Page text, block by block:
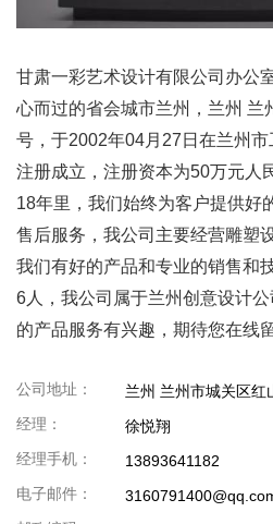
甘肃一彩艺术设计有限公司办公
心而过的省会城市兰州，兰州 兰
号，于2002年04月27日在兰州
注册成立，注册资本为50万元人
18年里，我们始终为客户提供好
售后服务，我公司主要经营雕塑
我们有好的产品和专业的销售和
6人，我公司属于兰州创意设计
的产品服务有兴趣，期待您在线
公司地址：
兰州 兰州市城关区红
经理：
徐悦翔
经理手机：
13893641182
电子邮件：